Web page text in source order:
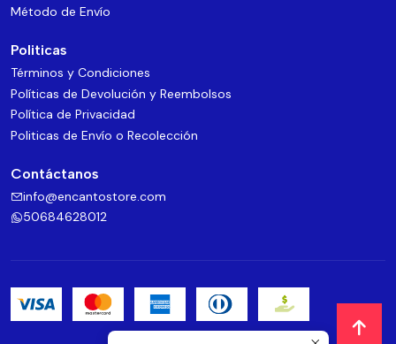
Método de Envío
Politicas
Términos y Condiciones
Políticas de Devolución y Reembolsos
Política de Privacidad
Politicas de Envío o Recolección
Contáctanos
info@encantostore.com
50684628012